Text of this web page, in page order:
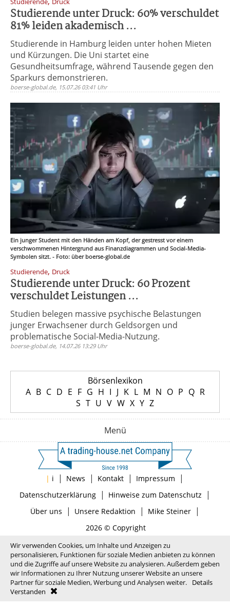
Studierende unter Druck: 60% verschuldet
81% leiden akademisch ...
Studierende in Hamburg leiden unter hohen Mieten
und Kürzungen. Die Uni startet eine
Gesundheitsumfrage, während Tausende gegen den
Sparkurs demonstrieren.
boerse-global.de, 15.07.26 03:41 Uhr
Ein junger Student mit den Händen am Kopf, der gestresst vor einem
verschwommenen Hintergrund aus Finanzdiagrammen und Social-Media-
Symbolen sitzt. - Foto: über boerse-global.de
Studierende, Druck
Studierende unter Druck: 60 Prozent
verschuldet Leistungen ...
Studien belegen massive psychische Belastungen
junger Erwachsener durch Geldsorgen und
problematische Social-Media-Nutzung.
boerse-global.de, 14.07.26 13:29 Uhr
Börsenlexikon
A B C D E F G H I J K L M N O P Q R
S T U V W X Y Z
Menü
| i | News | Kontakt | Impressum |
Datenschutzerklärung| Hinweise zum Datenschutz |
Über uns | Unsere Redaktion | Mike Steiner|
2026 © Copyright
Wir verwenden Cookies, um Inhalte und Anzeigen zu
personalisieren, Funktionen für soziale Medien anbieten zu können
und die Zugriffe auf unsere Website zu analysieren. Außerdem geben
wir Informationen zu Ihrer Nutzung unserer Website an unsere
Partner für soziale Medien, Werbung und Analysen weiter.
Details
Verstanden